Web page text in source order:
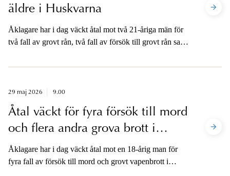
äldre i Huskvarna
Åklagare har i dag väckt åtal mot två 21-åriga män för
två fall av grovt rån, två fall av försök till grovt rån samt
äldre kvinnor i Huskvarna.
29 maj 2026 9.00
Åtal väckt för fyra försök till mord
och flera andra grova brott i
Rättvik
Åklagare har i dag väckt åtal mot en 18-årig man för
fyra fall av försök till mord och grovt vapenbrott i